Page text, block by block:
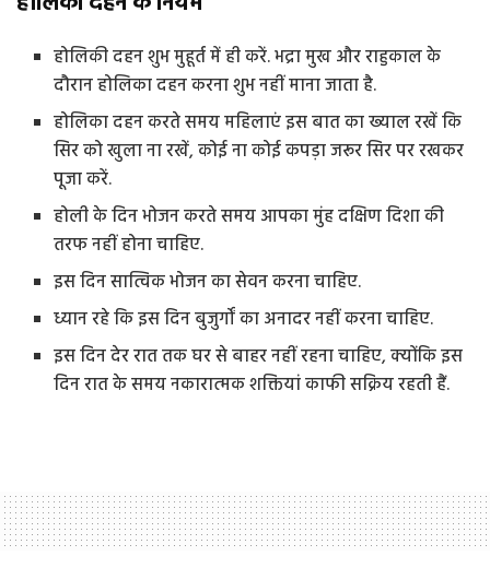
होलिकी दहन शुभ मुहूर्त में ही करें. भद्रा मुख और राहुकाल के
दौरान होलिका दहन करना शुभ नहीं माना जाता है.
होलिका दहन करते समय महिलाएं इस बात का ख्याल रखें कि
सिर को खुला ना रखें, कोई ना कोई कपड़ा जरूर सिर पर रखकर
पूजा करें.
होली के दिन भोजन करते समय आपका मुंह दक्षिण दिशा की
तरफ नहीं होना चाहिए.
इस दिन सात्विक भोजन का सेवन करना चाहिए.
ध्यान रहे कि इस दिन बुजुर्गों का अनादर नहीं करना चाहिए.
इस दिन देर रात तक घर से बाहर नहीं रहना चाहिए, क्योंकि इस
दिन रात के समय नकारात्मक शक्तियां काफी सक्रिय रहती हैं.